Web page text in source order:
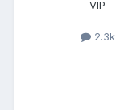
VIP
2.3k